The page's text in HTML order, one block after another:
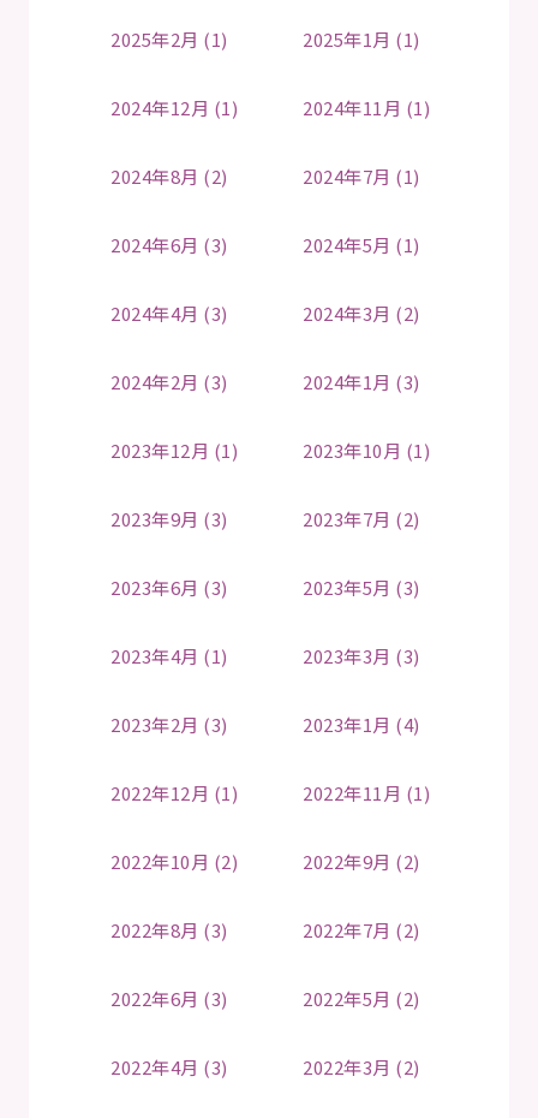
2025年2月 (1) 2025年1月 (1)
2024年12月 (1) 2024年11月 (1)
2024年8月 (2) 2024年7月 (1)
2024年6月 (3) 2024年5月 (1)
2024年4月 (3) 2024年3月 (2)
2024年2月 (3) 2024年1月 (3)
2023年12月 (1) 2023年10月 (1)
2023年9月 (3) 2023年7月 (2)
2023年6月 (3) 2023年5月 (3)
2023年4月 (1) 2023年3月 (3)
2023年2月 (3) 2023年1月 (4)
2022年12月 (1) 2022年11月 (1)
2022年10月 (2) 2022年9月 (2)
2022年8月 (3) 2022年7月 (2)
2022年6月 (3) 2022年5月 (2)
2022年4月 (3) 2022年3月 (2)